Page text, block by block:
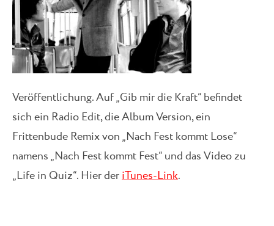
Veröffentlichung. Auf „Gib mir die Kraft“ befindet
sich ein Radio Edit, die Album Version, ein
Frittenbude Remix von „Nach Fest kommt Lose“
namens „Nach Fest kommt Fest“ und das Video zu
„Life in Quiz“. Hier deriTunes-Link.